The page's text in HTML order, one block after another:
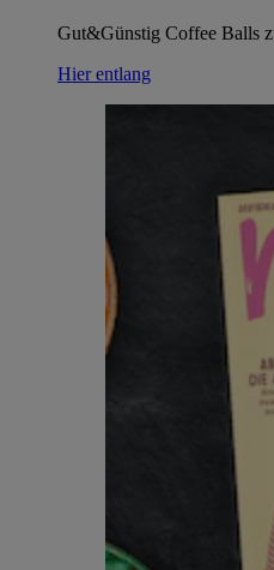
Gut&Günstig Coffee Balls
Hier entlang